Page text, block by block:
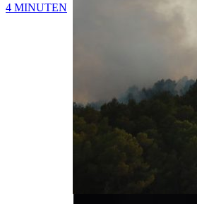
4 MINUTEN